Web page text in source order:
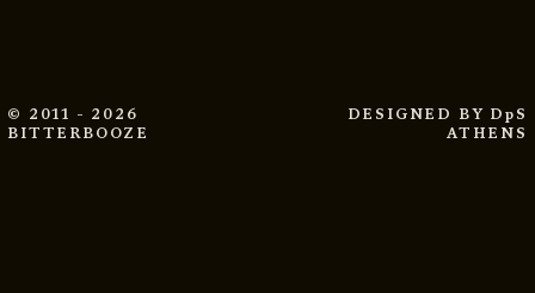
© 2011 - 2026
BITTERBOOZE
DESIGNED BY DpS
ATHENS